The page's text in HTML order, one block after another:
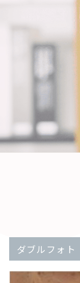
ダブルフォト